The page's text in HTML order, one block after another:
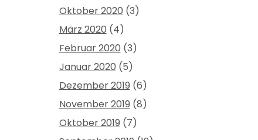
Oktober 2020 (3)
März 2020 (4)
Februar 2020 (3)
Januar 2020 (5)
Dezember 2019 (6)
November 2019 (8)
Oktober 2019 (7)